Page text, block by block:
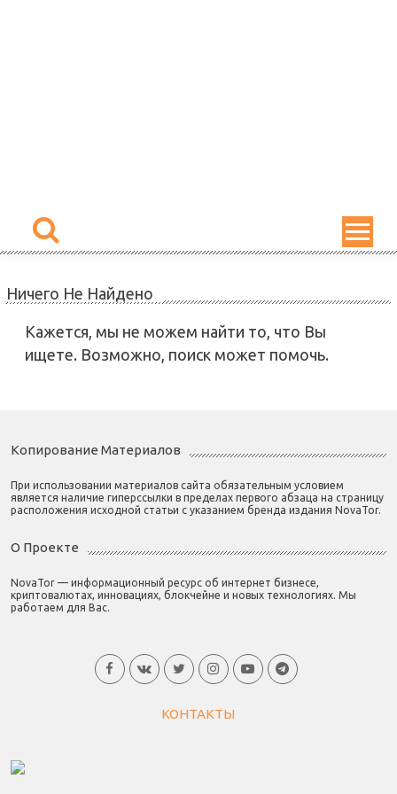
Ничего Не Найдено
Кажется, мы не можем найти то, что Вы
ищете. Возможно, поиск может помочь.
Копирование Материалов
При использовании материалов сайта обязательным условием
является наличие гиперссылки в пределах первого абзаца на страницу
расположения исходной статьи с указанием бренда издания NovaTor.
О Проекте
NovaTor — информационный ресурс об интернет бизнесе,
криптовалютах, инновациях, блокчейне и новых технологиях. Мы
работаем для Вас.
КОНТАКТЫ